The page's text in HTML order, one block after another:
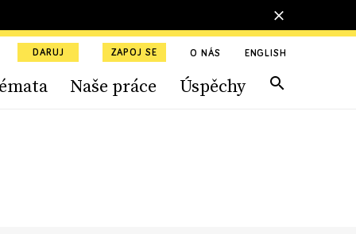
DARUJ ZAPOJ SE O NÁS ENGLISH
Naše práce Úspěchy